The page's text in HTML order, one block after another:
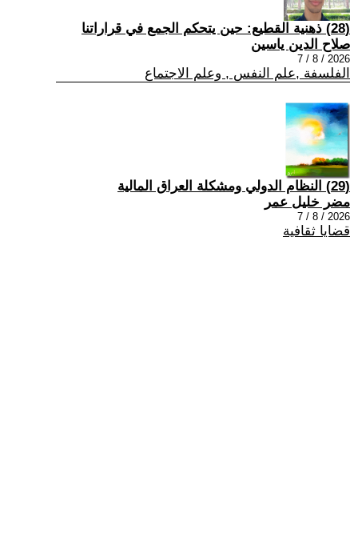
(28) ذهنية القطيع: حين يتحكم الجمع في قراراتنا
صلاح الدين ياسين
2026 / 8 / 7
الفلسفة ,علم النفس , وعلم الاجتماع
(29) النظام الدولي ومشكلة العراق المالية
مضر خليل عمر
2026 / 8 / 7
قضايا ثقافية